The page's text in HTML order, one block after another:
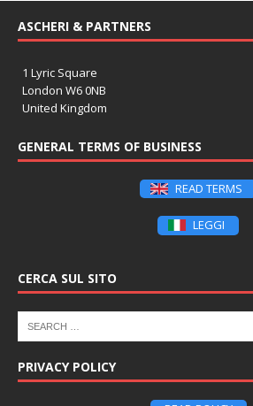
ASCHERI & PARTNERS
1 Lyric Square
London W6 0NB
United Kingdom
GENERAL TERMS OF BUSINESS
READ TERMS
LEGGI
CERCA SUL SITO
PRIVACY POLICY